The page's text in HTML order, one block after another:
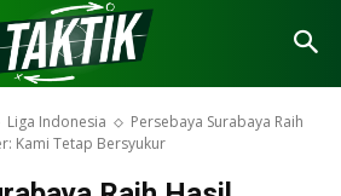
Liga Indonesia
Persebaya Surabaya Raih
Kami Tetap Bersyukur